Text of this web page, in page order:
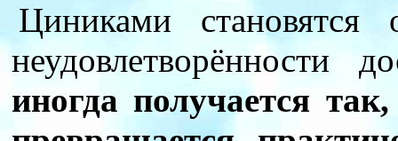
Циниками
неудовлетворённости
иногда получается